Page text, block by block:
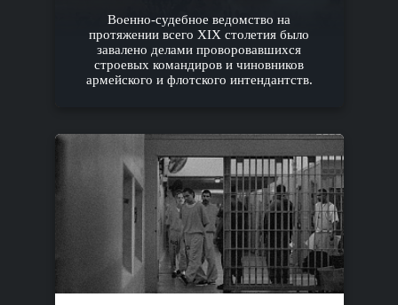
Военно-судебное ведомство на
протяжении всего XIX столетия было
завалено делами проворовавшихся
строевых командиров и чиновников
армейского и флотского интендантств.